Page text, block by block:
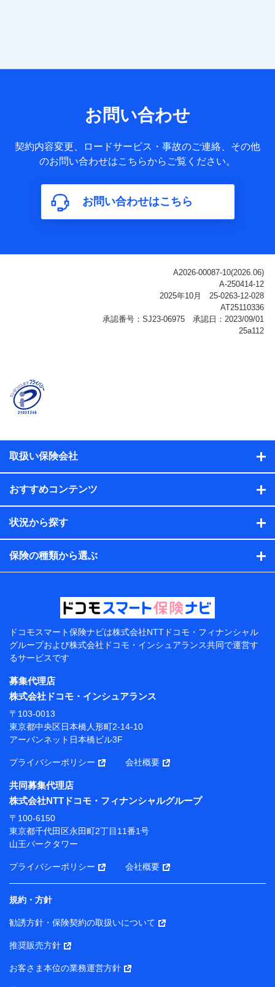
サービス提供等を通じて取得した、以下の情報などの個人デ
基本情報
氏名、電話番号、メールアドレス、お客さまの識別子、
属性、連絡先、dポイントサービスのご利用に関する情
構成、住所、dポイント残高、dポイント利用履歴などが
含まれます。
利用情報
ご契約状態・ご利用履歴インターネット利用時の行動に
関する情報、アプリケーション利用時の行動に関する情
報、購入されたサービスや商品の名称・購入場所・決済
に関する情報、アンケートの回答に関する情報などが含
名、住所、生年月日、性別、保険契約者と被保険者の関
係、保険加入の目的、保険商品の内容、保険料、保険料
のお支払方法、車のメーカーや走行距離などの情報、建
ル内容や送信履歴の情報及び保険の更改案内等を提供し
保険契約情報
当社または株式会社NTTドコモ・フィナンシャルグルー
プが取得し、又は保有する保険契約に関する情報。例と
して、保険契約者及び被保険者の氏名、住所、生年月
日、性別、保険契約者と被保険者の関係、保険加入の目
的、保険商品の内容、保険料、保険料のお支払方法、車
のメーカーや走行距離などの情報、建物の構造や築年数
などの情報、ペットの種類や年齢などの情報などが含ま
提供当事者から受領当事者が個人データを取得する方法
電子的・電磁的方法等
【共同して利用する者の範囲】
当社
株式会社NTTドコモ・フィナンシャルグループ
【利用目的】
当社または株式会社NTTドコモ・フィナンシャルグルー
プが提供する保険関連サービスにおけるユーザー登録受
付および管理のため
当社または株式会社NTTドコモ・フィナンシャルグルー
携会社の保険その他に関する情報を提供するため、また
維持管理等の委託業務遂行のため、またそれらに付帯、
関連する当社または株式会社NTTドコモ・フィナンシャ
ルグループおよび提携会社のサービスを案内、提供する
ため
（各サービスで取得したサービス利用履歴、ウェブサイ
トの閲覧履歴、購買履歴、ご契約内容等のパーソナルデ
ータを分析して、お客さまの趣味・嗜好・傾向に応じた
サービス・商品等に関するご提案や広告の配信等を行う
ことがあります。）
各種セミナーの開催のため
コンサルティングサービスの実施のため
アンケートやキャンペーン等の実施のため
上記に係る案内・手続き・管理等付帯業務を行うため
所・代表者名】
お問い合わせ
契約内容変更、ロードサービス・事故のご連絡、その他
のお問い合わせはこちらからご覧ください。
お問い合わせはこちら
取扱い保険会社
おすすめコンテンツ
状況から探す
保険の種類から選ぶ
ドコモスマート保険ナビは株式会社NTTドコモ・フィナンシャル
グループおよび株式会社ドコモ・インシュアランス共同で運営す
るサービスです
募集代理店
株式会社ドコモ・インシュアランス
〒103-0013
東京都中央区日本橋人形町2-14-10
アーバンネット日本橋ビル3F
プライバシーポリシー 会社概要
共同募集代理店
株式会社NTTドコモ・フィナンシャルグループ
〒100-6150
東京都千代田区永田町2丁目11番1号
山王パークタワー
プライバシーポリシー 会社概要
規約・方針
勧誘方針・保険契約の取扱いについて
推奨販売方針
お客さま本位の業務運営方針